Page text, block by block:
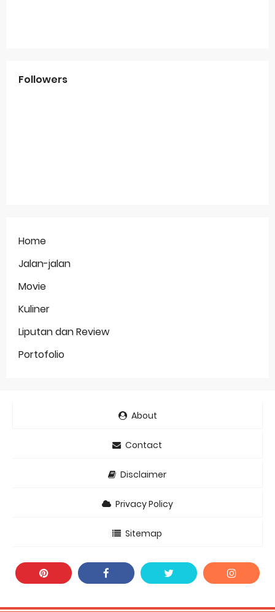
Followers
Home
Jalan-jalan
Movie
Kuliner
Liputan dan Review
Portofolio
About
Contact
Disclaimer
Privacy Policy
Sitemap